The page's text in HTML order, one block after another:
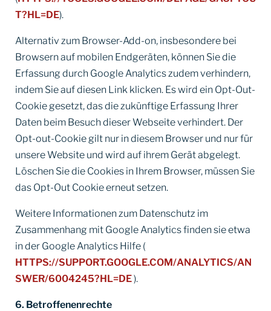
T?HL=DE).
Alternativ zum Browser-Add-on, insbesondere bei
Browsern auf mobilen Endgeräten, können Sie die
Erfassung durch Google Analytics zudem verhindern,
indem Sie auf diesen Link klicken. Es wird ein Opt-Out-
Cookie gesetzt, das die zukünftige Erfassung Ihrer
Daten beim Besuch dieser Webseite verhindert. Der
Opt-out-Cookie gilt nur in diesem Browser und nur für
unsere Website und wird auf ihrem Gerät abgelegt.
Löschen Sie die Cookies in Ihrem Browser, müssen Sie
das Opt-Out Cookie erneut setzen.
Weitere Informationen zum Datenschutz im
Zusammenhang mit Google Analytics finden sie etwa
in der Google Analytics Hilfe (
HTTPS://SUPPORT.GOOGLE.COM/ANALYTICS/AN
SWER/6004245?HL=DE).
6. Betroffenenrechte